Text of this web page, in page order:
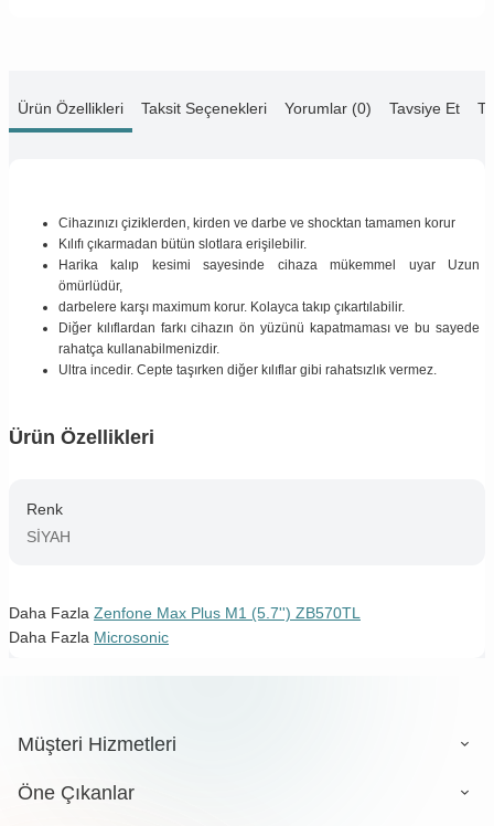
Ürün Özellikleri Taksit Seçenekleri Yorumlar (0) Tavsiye Et
Cihazınızı çiziklerden, kirden ve darbe ve shocktan tamamen korur
Kılıfı çıkarmadan bütün slotlara erişilebilir.
Harika kalıp kesimi sayesinde cihaza mükemmel uyar Uzun
ömürlüdür,
darbelere karşı maximum korur. Kolayca takıp çıkartılabilir.
Diğer kılıflardan farkı cihazın ön yüzünü kapatmaması ve bu sayede
rahatça kullanabilmenizdir.
Ultra incedir. Cepte taşırken diğer kılıflar gibi rahatsızlık vermez.
Ürün Özellikleri
Renk
SİYAH
Daha Fazla Zenfone Max Plus M1 (5.7'') ZB570TL
Daha Fazla Microsonic
Müşteri Hizmetleri
Öne Çıkanlar